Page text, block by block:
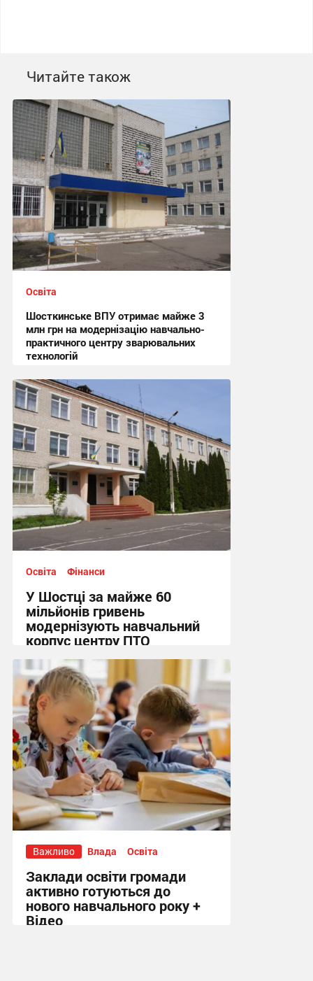
Читайте також
Освіта
Шосткинське ВПУ отримає майже 3
млн грн на модернізацію навчально-
практичного центру зварювальних
технологій
13:17, 6.08.2026
Освіта Фінанси
У Шостці за майже 60
мільйонів гривень
модернізують навчальний
корпус центру ПТО
15:07, 5.08.2026
Важливо Влада Освіта
Заклади освіти громади
активно готуються до
нового навчального року +
Відео